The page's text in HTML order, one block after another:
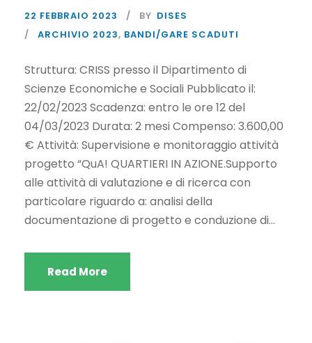
22 FEBBRAIO 2023 BY DISES
ARCHIVIO 2023, BANDI/GARE SCADUTI
Struttura: CRISS presso il Dipartimento di
Scienze Economiche e Sociali Pubblicato il:
22/02/2023 Scadenza: entro le ore 12 del
04/03/2023 Durata: 2 mesi Compenso: 3.600,00
€ Attività: Supervisione e monitoraggio attività
progetto “QuA! QUARTIERI IN AZIONE.Supporto
alle attività di valutazione e di ricerca con
particolare riguardo a: analisi della
documentazione di progetto e conduzione di...
Read More